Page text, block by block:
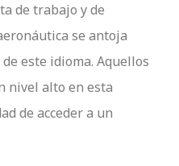
de trabajo y de
se antoja
este idioma. Aquellos
nivel alto en esta
de acceder a un